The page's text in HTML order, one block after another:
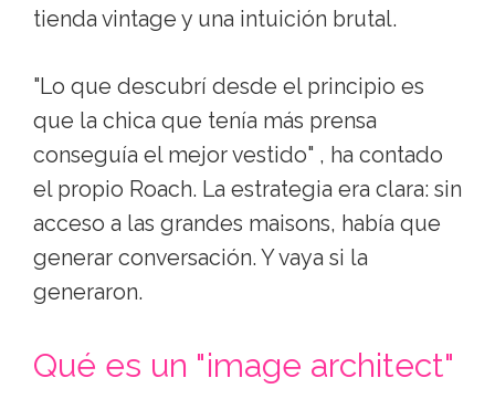
tienda vintage y una intuición brutal.
"Lo que descubrí desde el principio es
que la chica que tenía más prensa
conseguía el mejor vestido" , ha contado
el propio Roach. La estrategia era clara: sin
acceso a las grandes maisons, había que
generar conversación. Y vaya si la
generaron.
Qué es un "image architect"